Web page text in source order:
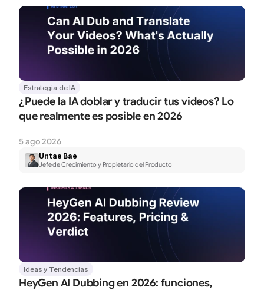
Estrategia de IA
¿Puede la IA doblar y traducir tus videos? Lo
que realmente es posible en 2026
5 ago 2026
Untae Bae
Jefe de Crecimiento y Propietario del Producto
Ideas y Tendencias
HeyGen AI Dubbing en 2026: funciones,